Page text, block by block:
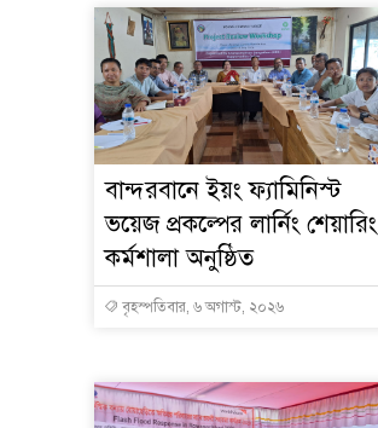
বান্দরবানে ইয়ং ফ্যামিনিস্ট
ভয়েজ প্রকল্পের লার্নিং শেয়ারিং
কর্মশালা অনুষ্ঠিত
বৃহস্পতিবার, ৬ অগাস্ট, ২০২৬